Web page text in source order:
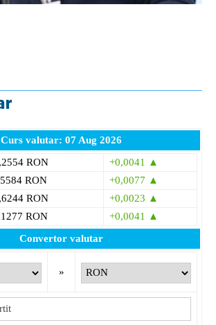
Curs valutar: 07 Aug 2026
RON
+0,0041 ▲
RON
+0,0077 ▲
RON
+0,0023 ▲
RON
+0,0041 ▲
Convertor valutar
»